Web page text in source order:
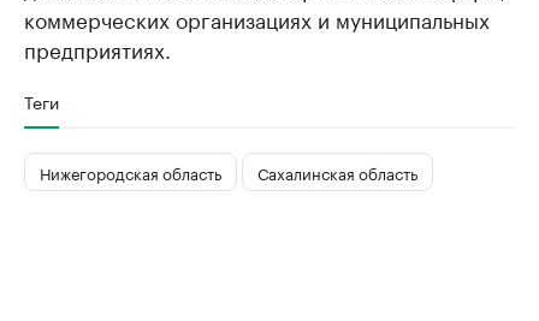
коммерческих организациях и муниципальных
предприятиях.
Теги
Нижегородская область Сахалинская область